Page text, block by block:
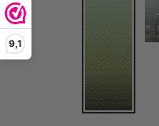
9,1